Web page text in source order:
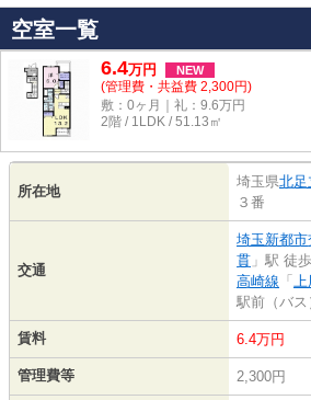
空室一覧
6.4万円 NEW
(管理費・共益費 2,300円)
敷：0ヶ月｜礼：9.6万円
2階 / 1LDK / 51.13㎡
所在地
埼玉県北足
３番
交通
埼玉新都
貫 」駅 徒
高崎線 「 上
駅前（バ
賃料 6.4万円
管理費等 2,300円